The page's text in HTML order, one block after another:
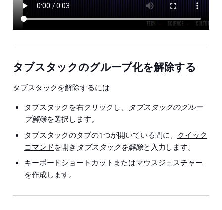
タブスタックのグループ化を解除する
タブスタックを解除するには
タブスタックを右クリックし、
タブスタックのグルー
プ解除を選択します。
タブスタックのタブの1つが開いている間に、
クイック
コマンド を開き タブスタックを解除と入力します。
キーボードショートカット またはマウスジェスチャー
を作成します。